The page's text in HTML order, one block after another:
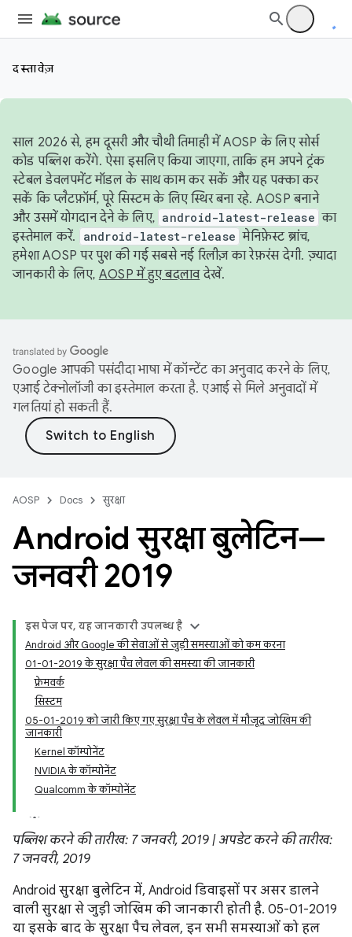
दस्तावेज़
साल 2026 से, हम दूसरी और चौथी तिमाही में AOSP के लिए सोर्स
कोड पब्लिश करेंगे. ऐसा इसलिए किया जाएगा, ताकि हम अपने ट्रंक
स्टेबल डेवलपमेंट मॉडल के साथ काम कर सकें और यह पक्का कर
सकें कि प्लैटफ़ॉर्म, पूरे सिस्टम के लिए स्थिर बना रहे. AOSP बनाने
और उसमें योगदान देने के लिए, android-latest-release का
इस्तेमाल करें.
android-latest-release मेनिफ़ेस्ट ब्रांच,
हमेशा AOSP पर पुश की गई सबसे नई रिलीज़ का रेफ़रंस देगी. ज़्यादा
जानकारी के लिए, AOSP में हुए बदलावदेखें.
Google आपकी पसंदीदा भाषा में कॉन्टेंट का अनुवाद करने के लिए,
एआई टेक्नोलॉजी का इस्तेमाल करता है. एआई से मिले अनुवादों में
गलतियां हो सकती हैं.
AOSP Docs सुरक्षा
Android सुरक्षा बुलेटिन—
जनवरी 2019
इस पेज पर, यह जानकारी उपलब्ध है
Android और Google की सेवाओं से जुड़ी समस्याओं को कम करना
01-01-2019 के सुरक्षा पैच लेवल की समस्या की जानकारी
फ़्रेमवर्क
सिस्टम
05-01-2019 को जारी किए गए सुरक्षा पैच के लेवल में मौजूद जोखिम की
जानकारी
Kernel कॉम्पोनेंट
NVIDIA के कॉम्पोनेंट
Qualcomm के कॉम्पोनेंट
पब्लिश करने की तारीख: 7 जनवरी, 2019 | अपडेट करने की तारीख:
7 जनवरी, 2019
Android सुरक्षा बुलेटिन में, Android डिवाइसों पर असर डालने
वाली सुरक्षा से जुड़ी जोखिम की जानकारी होती है. 05-01-2019
या इसके बाद के सुरक्षा पैच लेवल, इन सभी समस्याओं को हल